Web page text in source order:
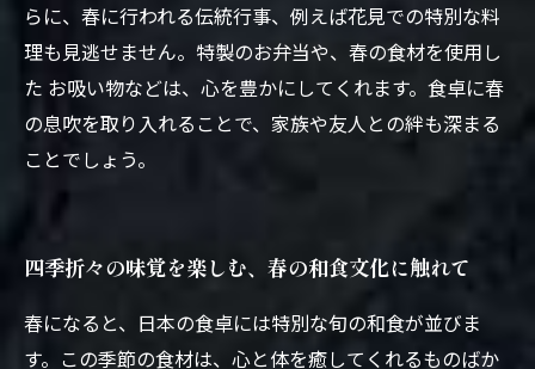
らに、春に行われる伝統行事、例えば花見での特別な料
理も見逃せません。特製のお弁当や、春の食材を使用し
た お吸い物などは、心を豊かにしてくれます。食卓に春
の息吹を取り入れることで、家族や友人との絆も深まる
ことでしょう。
四季折々の味覚を楽しむ、春の和食文化に触れて
春になると、日本の食卓には特別な旬の和食が並びま
す。この季節の食材は、心と体を癒してくれるものばか